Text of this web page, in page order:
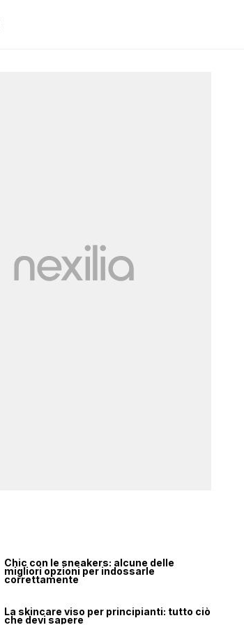
Chic con le sneakers: alcune delle
migliori opzioni per indossarle
correttamente
La skincare viso per principianti: tutto ciò
che devi sapere